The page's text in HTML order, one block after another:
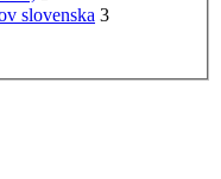
slovenska 3